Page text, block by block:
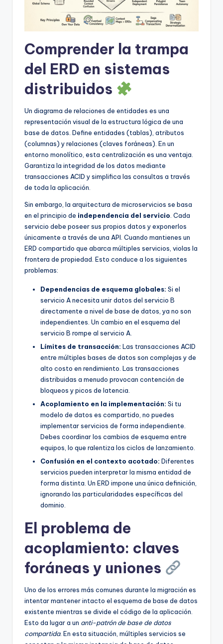
Comprender la trampa
del ERD en sistemas
distribuidos
Un diagrama de relaciones de entidades es una
representación visual de la estructura lógica de una
base de datos. Define entidades (tablas), atributos
(columnas) y relaciones (claves foráneas). En un
entorno monolítico, esta centralización es una ventaja.
Garantiza la integridad de los datos mediante
transacciones ACID y simplifica las consultas a través
de toda la aplicación.
Sin embargo, la arquitectura de microservicios se basa
en el principio de independencia del servicio . Cada
servicio debe poseer sus propios datos y exponerlos
únicamente a través de una API. Cuando mantienes un
ERD compartido que abarca múltiples servicios, violas la
frontera de propiedad. Esto conduce a los siguientes
problemas:
Dependencias de esquema globales: Si el
servicio A necesita unir datos del servicio B
directamente a nivel de base de datos, ya no son
independientes. Un cambio en el esquema del
servicio B rompe al servicio A.
Límites de transacción: Las transacciones ACID
entre múltiples bases de datos son complejas y de
alto costo en rendimiento. Las transacciones
distribuidas a menudo provocan contención de
bloqueos y picos de latencia.
Acoplamiento en la implementación: Si tu
modelo de datos es compartido, no puedes
implementar servicios de forma independiente.
Debes coordinar los cambios de esquema entre
equipos, lo que ralentiza los ciclos de lanzamiento.
Confusión en el contexto acotado: Diferentes
servicios pueden interpretar la misma entidad de
forma distinta. Un ERD impone una única definición,
ignorando las particularidades específicas del
dominio.
El problema de
acoplamiento: claves
foráneas y uniones
Uno de los errores más comunes durante la migración es
intentar mantener intacto el esquema de base de datos
existente mientras se divide el código de la aplicación.
Esto da lugar a un anti-patrón de base de datos
compartida. En esta situación, múltiples servicios se